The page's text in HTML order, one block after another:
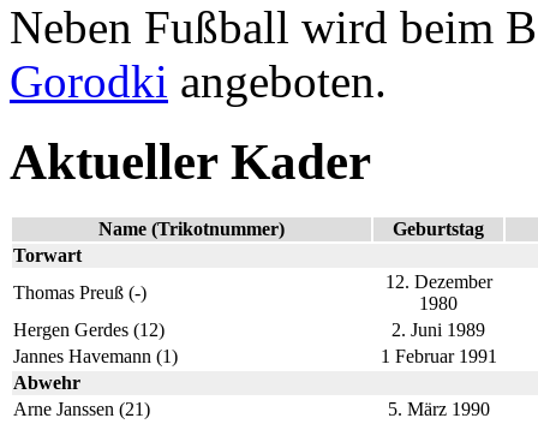
Neben Fußball wird beim
Gorodki angeboten.
Aktueller Kader
Name (Trikotnummer)
Geburtstag
Torwart
Thomas Preuß (-)
12. Dezember
1980
Hergen Gerdes (12)
2. Juni 1989
Jannes Havemann (1)
1 Februar 1991
Abwehr
Arne Janssen (21)
5. März 1990